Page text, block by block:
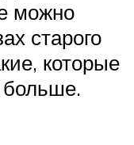
можно
старого
которые
больше.